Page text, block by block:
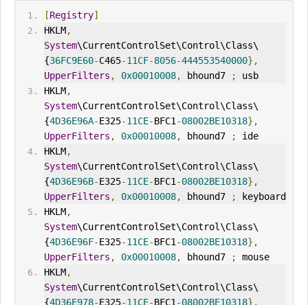
[Registry]
HKLM,
System\CurrentControlSet\Control\Class\
{36FC9E60-C465-11CF-8056-444553540000},
UpperFilters , 0x00010008, bhound7 ;
usb
HKLM,
System\CurrentControlSet\Control\Class\
{4D36E96A-E325-11CE-BFC1 -08002BE10318},
UpperFilters , 0x00010008, bhound7 ;
ide
HKLM,
System\CurrentControlSet\Control\Class\
{4D36E96B-E325-11CE-BFC1 -08002BE10318},
UpperFilters , 0x00010008, bhound7 ;
keyboard
HKLM,
System\CurrentControlSet\Control\Class\
{4D36E96F-E325-11CE-BFC1 -08002BE10318},
UpperFilters , 0x00010008, bhound7 ;
mouse
HKLM,
System\CurrentControlSet\Control\Class\
{4D36E978-E325-11CE-BFC1 -08002BE10318},